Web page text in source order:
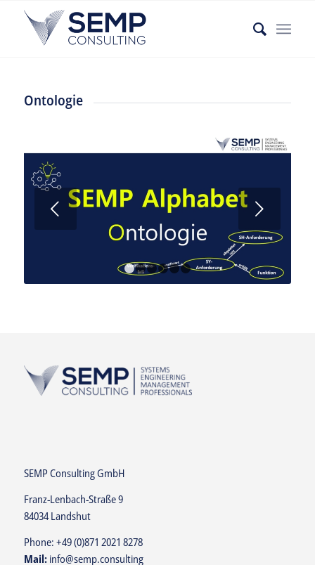
Ontologie
Weiter
2 5 6
SEMP Consulting GmbH
Franz-Lenbach-Straße 9
84034 Landshut
Phone: +49 (0)871 2021 8278
Mail: info@semp.consulting